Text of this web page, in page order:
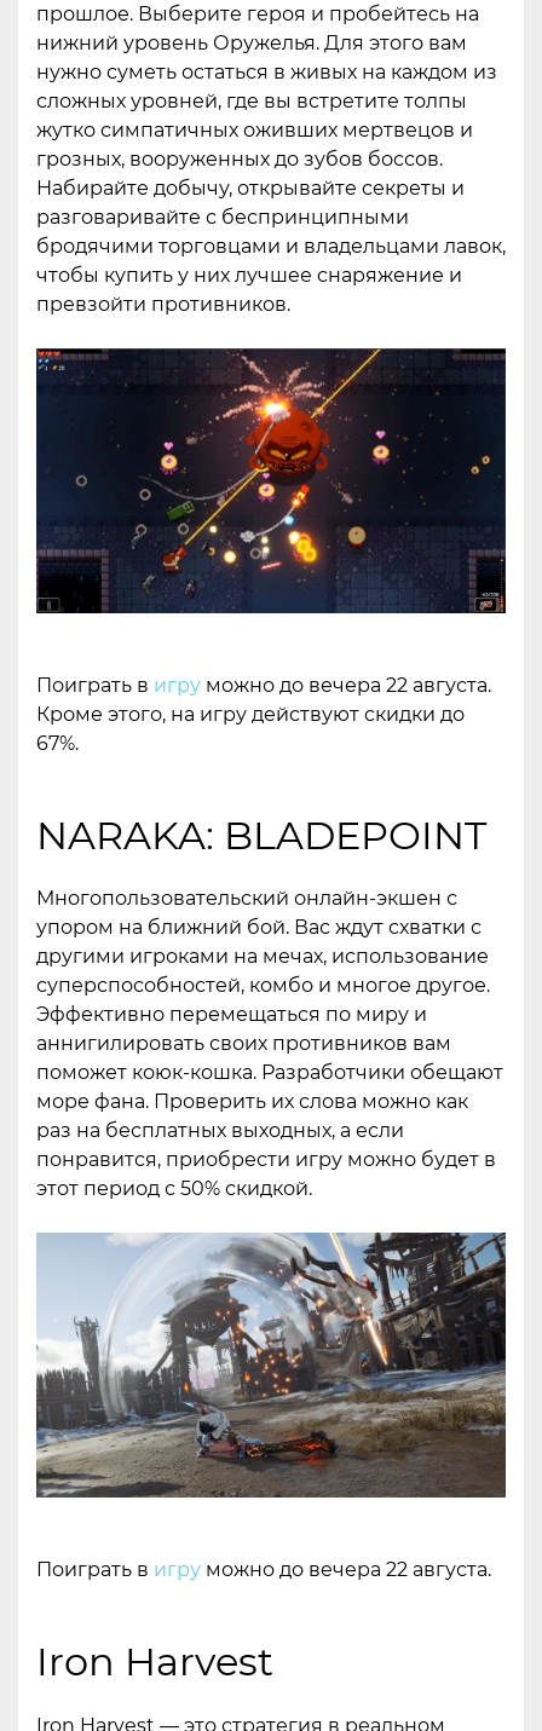
прошлое. Выберите героя и пробейтесь на
нижний уровень Оружелья. Для этого вам
нужно суметь остаться в живых на каждом из
сложных уровней, где вы встретите толпы
жутко симпатичных оживших мертвецов и
грозных, вооруженных до зубов боссов.
Набирайте добычу, открывайте секреты и
разговаривайте с беспринципными
бродячими торговцами и владельцами лавок,
чтобы купить у них лучшее снаряжение и
превзойти противников.
Поиграть в игру можно до вечера 22 августа.
Кроме этого, на игру действуют скидки до
67%.
NARAKA: BLADEPOINT
Многопользовательский онлайн-экшен с
упором на ближний бой. Вас ждут схватки с
другими игроками на мечах, использование
суперспособностей, комбо и многое другое.
Эффективно перемещаться по миру и
аннигилировать своих противников вам
поможет коюк-кошка. Разработчики обещают
море фана. Проверить их слова можно как
раз на бесплатных выходных, а если
понравится, приобрести игру можно будет в
этот период с 50% скидкой.
Поиграть в игру можно до вечера 22 августа.
Iron Harvest
Iron Harvest — это стратегия в реальном